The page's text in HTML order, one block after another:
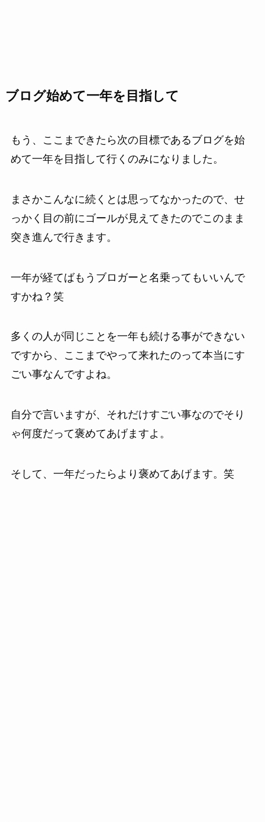
ブログ始めて一年を目指して
もう、ここまできたら次の目標であるブログを始
めて一年を目指して行くのみになりました。
まさかこんなに続くとは思ってなかったので、せ
っかく目の前にゴールが見えてきたのでこのまま
突き進んで行きます。
一年が経てばもうブロガーと名乗ってもいいんで
すかね？笑
多くの人が同じことを一年も続ける事ができない
ですから、ここまでやって来れたのって本当にす
ごい事なんですよね。
自分で言いますが、それだけすごい事なのでそり
ゃ何度だって褒めてあげますよ。
そして、一年だったらより褒めてあげます。笑